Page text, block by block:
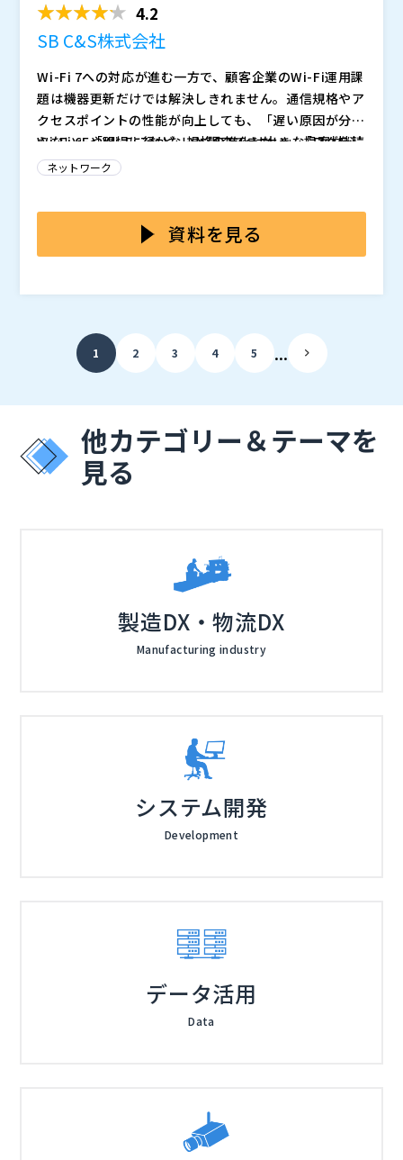
4.2
SB C&S株式会社
Wi-Fi 7への対応が進む一方で、顧客企業のWi-Fi運用課
題は機器更新だけでは解決しきれません。通信規格やア
クセスポイントの性能が向上しても、「遅い原因が分か
らない」「現場に行かないと調査できない」「ログを読
める担当者に依存している」といった課題は、運用現場
いるかを継続的に把握し、問題発生時に迅速に原因を特
定できる運用設計まで含めた提案が求められます。
Wi-Fi 6EやWi-Fi 7など、規格の進化は大きな提案材料
になりますが、スペック比較だけでは競合製品との差別
原因調査、拠点ごとの設定、障害時の切り分けといった
日々の運用負荷です。販売店が継続的に顧客接点を持つ
る可視化・解析・自動化を活用し、導入後の運用品質ま
もとに、販売店が顧客へ提案できるWi-Fi運用改善のポ
イントを解説します。SLEによるユーザー体験の可視
キャプチャ、仮想ユーザーによる接続性の事前検証な
法を紹介します。さらに、無線LANだけでなく有線LAN
やWANまで含めたフルスタックAI管理により、Day0の
設計、Day1の導入、Day2の運用までを効率化し、販売
日本ヒューレット・パッカード合同会社（）
※共催、協賛、協力、講演企業は将来的に追加、削除さ
れる可能性があります。
ネットワーク
資料を見る
1 2 3 4 5 ...
他カテゴリー＆テーマを
見る
製造DX・物流DX
Manufacturing industry
システム開発
Development
データ活用
Data